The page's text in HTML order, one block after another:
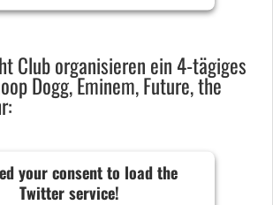
Club organisieren ein 4-tägiges
Dogg, Eminem, Future, the
your consent to load the
Twitter service!